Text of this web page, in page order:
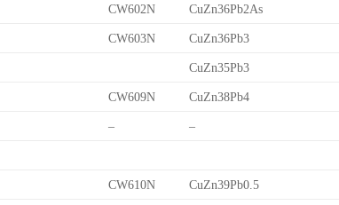
CW602N CuZn36Pb2As
CW603N CuZn36Pb3
CuZn35Pb3
CW609N CuZn38Pb4
– –
CW610N CuZn39Pb0.5